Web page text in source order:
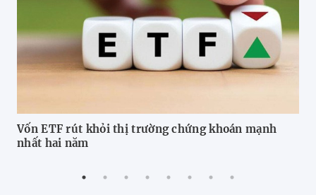
Vốn ETF rút khỏi thị trường chứng khoán mạnh
nhất hai năm